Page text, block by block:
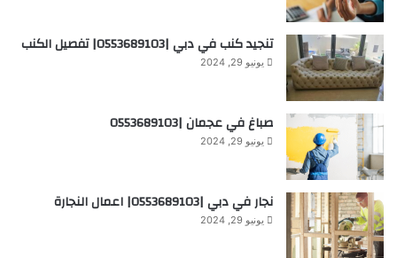
تنجيد كنب في دبي |0553689103| تفصيل الكنب
يونيو 29, 2024
صباغ في عجمان |0553689103
يونيو 29, 2024
نجار في دبي |0553689103| اعمال النجارة
يونيو 29, 2024